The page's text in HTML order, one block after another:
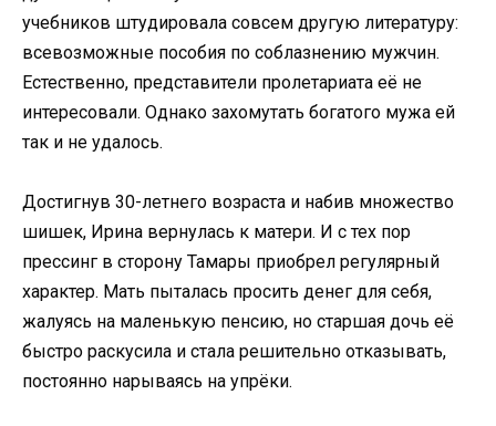
учебников штудировала совсем другую литературу:
всевозможные пособия по соблазнению мужчин.
Естественно, представители пролетариата её не
интересовали. Однако захомутать богатого мужа ей
так и не удалось.
Достигнув 30-летнего возраста и набив множество
шишек, Ирина вернулась к матери. И с тех пор
прессинг в сторону Тамары приобрел регулярный
характер. Мать пыталась просить денег для себя,
жалуясь на маленькую пенсию, но старшая дочь её
быстро раскусила и стала решительно отказывать,
постоянно нарываясь на упрёки.